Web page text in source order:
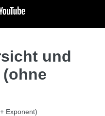
und
Exponent)